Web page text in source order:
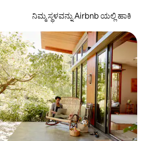
ನಿಮ್ಮ ಸ್ಥಳವನ್ನು Airbnb ಯಲ್ಲಿ ಹಾಕಿ